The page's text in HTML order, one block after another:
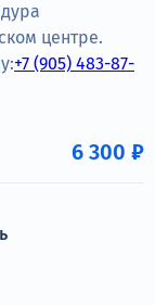
центре.
+7 (905) 483-87-
6 300 ₽